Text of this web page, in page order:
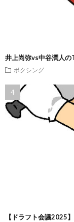
井上尚弥vs中谷潤人の
ボクシング
【ドラフト会議2025